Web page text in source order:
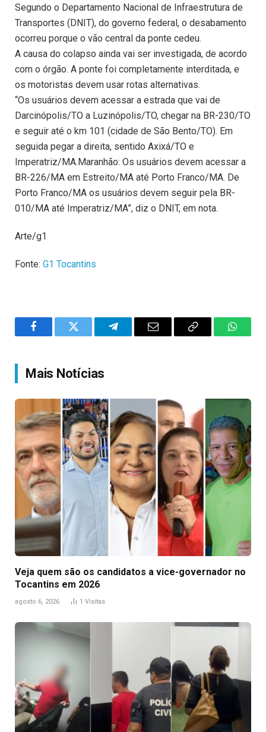
Segundo o Departamento Nacional de Infraestrutura de
Transportes (DNIT), do governo federal, o desabamento
ocorreu porque o vão central da ponte cedeu.
A causa do colapso ainda vai ser investigada, de acordo
com o órgão. A ponte foi completamente interditada, e
os motoristas devem usar rotas alternativas.
“Os usuários devem acessar a estrada que vai de
Darcinópolis/TO a Luzinópolis/TO, chegar na BR-230/TO
e seguir até o km 101 (cidade de São Bento/TO). Em
seguida pegar a direita, sentido Axixá/TO e
Imperatriz/MA.Maranhão: Os usuários devem acessar a
BR-226/MA em Estreito/MA até Porto Franco/MA. De
Porto Franco/MA os usuários devem seguir pela BR-
010/MA até Imperatriz/MA”, diz o DNIT, em nota.
Arte/g1
Fonte: G1 Tocantins
FacebookTwitter TelegramEmail
Copy
Mais Notícias
Veja quem são os candidatos a vice-governador no
Tocantins em 2026
agosto 6, 2026 1 Visitas